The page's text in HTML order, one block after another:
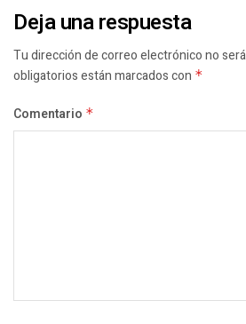
Deja una respuesta
Tu dirección de correo electrónico no
obligatorios están marcados con *
Comentario *